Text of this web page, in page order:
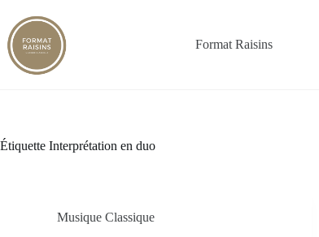
contenu
Format Raisins
Étiquette Interprétation en duo
Musique Classique